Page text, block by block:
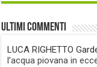
Ultimi commenti
LUCA RIGHETTO
l’acqua piovana in